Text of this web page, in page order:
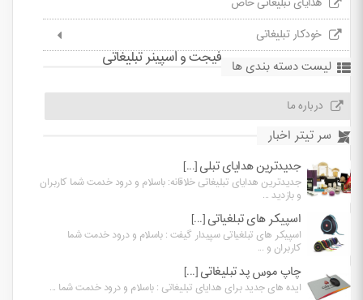
خودکار تبلیغاتی
لیست دسته بندی ها
درباره ما
سر تیتر اخبار
جدیدترین هدایای تبلی [...]
جدیدترین هدایای تبلیغاتی خلاقانه: باسلام و درود خدمت شما کاربران
و بازدید ...
اسپیکر های تبلغیاتی [...]
اسپیکر های تبلغیاتی سپیدار گیفت : باسلام و درود خدمت شما
کاربران و ...
چاپ موس پد تبلیغاتی [...]
ایده های جدید برای هدایای تبلیغاتی : باسلام و درود خدمت شما ...
فيجت و اسپينر تبلیغاتی